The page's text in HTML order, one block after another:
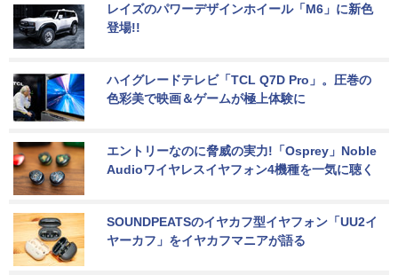
レイズのパワーデザインホイール「M6」に新色
登場!!
ハイグレードテレビ「TCL Q7D Pro」。圧巻の
色彩美で映画＆ゲームが極上体験に
エントリーなのに脅威の実力!「Osprey」Noble
Audioワイヤレスイヤフォン4機種を一気に聴く
SOUNDPEATSのイヤカフ型イヤフォン「UU2イ
ヤーカフ」をイヤカフマニアが語る